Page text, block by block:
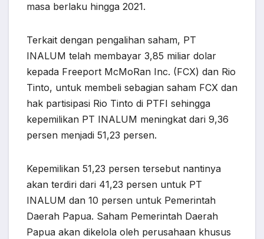
masa berlaku hingga 2021.
Terkait dengan pengalihan saham, PT
INALUM telah membayar 3,85 miliar dolar
kepada Freeport McMoRan Inc. (FCX) dan Rio
Tinto, untuk membeli sebagian saham FCX dan
hak partisipasi Rio Tinto di PTFI sehingga
kepemilikan PT INALUM meningkat dari 9,36
persen menjadi 51,23 persen.
Kepemilikan 51,23 persen tersebut nantinya
akan terdiri dari 41,23 persen untuk PT
INALUM dan 10 persen untuk Pemerintah
Daerah Papua. Saham Pemerintah Daerah
Papua akan dikelola oleh perusahaan khusus